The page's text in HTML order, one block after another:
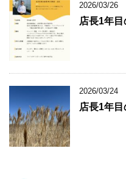
2026/03/26
店長1年
2026/03/24
店長1年目